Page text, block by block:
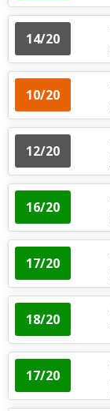
14/20
10/20
12/20
16/20
17/20
18/20
17/20